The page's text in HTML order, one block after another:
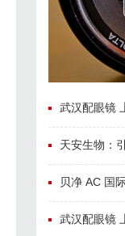
武汉配眼镜
天安生物：引
贝净 AC 国际
武汉配眼镜